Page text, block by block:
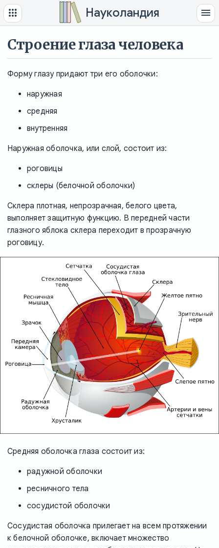
Науколандия
Строение глаза человека
Форму глазу придают три его оболочки:
наружная
средняя
внутренняя
Наружная оболочка, или слой, состоит из:
роговицы
склеры (белочной оболочки)
Склера плотная, непрозрачная, белого цвета,
выполняет защитную функцию. В передней части
глазного яблока склера переходит в прозрачную
роговицу.
Средняя оболочка глаза состоит из:
радужной оболочки
ресничного тела
сосудистой оболочки
Сосудистая оболочка прилегает на всем протяжении
к белочной оболочке, включает множество